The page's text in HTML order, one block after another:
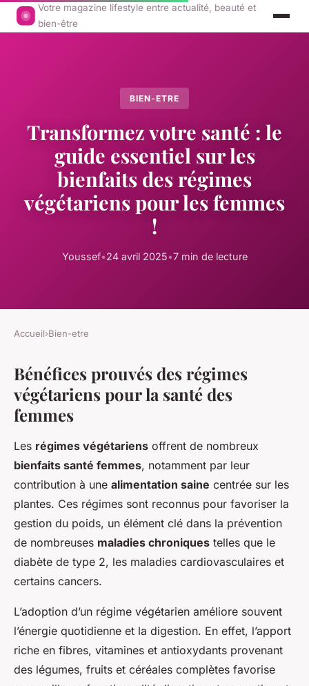
Votre magazine lifestyle entre actualité, beauté et
bien-être
BIEN-ETRE
Transformez votre santé : le
guide essentiel sur les
bienfaits des régimes
végétariens pour les femmes
!
Youssef•24 avril 2025•7 min de lecture
Accueil›Bien-etre
Bénéfices prouvés des régimes
végétariens pour la santé des
femmes
Les régimes végétariens offrent de nombreux
bienfaits santé femmes, notamment par leur
contribution à une alimentation saine centrée sur les
plantes. Ces régimes sont reconnus pour favoriser la
gestion du poids, un élément clé dans la prévention
de nombreuses maladies chroniques telles que le
diabète de type 2, les maladies cardiovasculaires et
certains cancers.
L’adoption d’un régime végétarien améliore souvent
l’énergie quotidienne et la digestion. En effet, l’apport
riche en fibres, vitamines et antioxydants provenant
des légumes, fruits et céréales complètes favorise